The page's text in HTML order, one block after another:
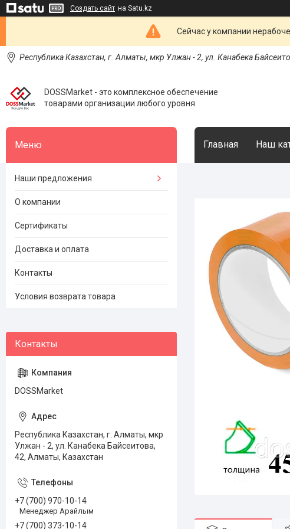
Создать сайт на Satu.kz
Сейчас у компании
Республика Казахстан, г. Алматы, мкр Улжан - 2, ул. Канабека
DOSSMarket - это комплексное обеспечение
товарами организации любого уровня
Главная Наш
Наши предложения
О компании
Сертификаты
Доставка и оплата
Контакты
Условия возврата товара
DOSSMarket
Республика Казахстан, г. Алматы, мкр
Улжан - 2, ул. Канабека Байсеитова,
42, Алматы, Казахстан
+7 (700) 970-10-14
Менеджер Арайлым
+7 (700) 373-10-14